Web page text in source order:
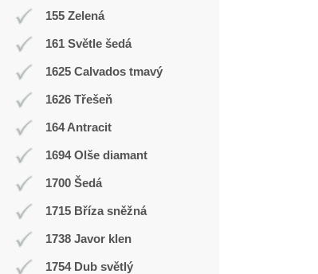
155 Zelená
161 Světle šedá
1625 Calvados tmavý
1626 Třešeň
164 Antracit
1694 Olše diamant
1700 Šedá
1715 Bříza sněžná
1738 Javor klen
1754 Dub světlý